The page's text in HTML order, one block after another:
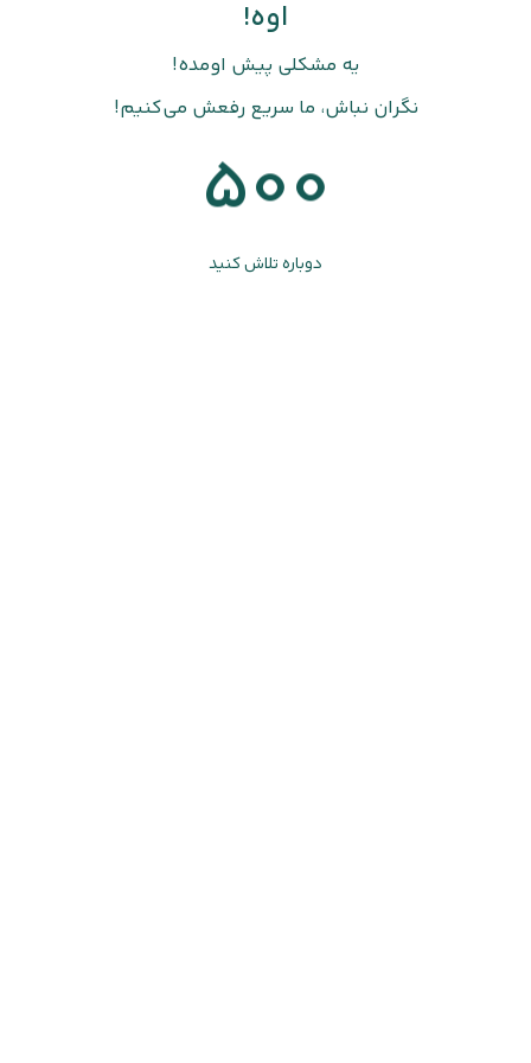
اوه!
یه مشکلی پیش اومده!
نگران نباش، ما سریع رفعش می‌کنیم!
500
دوباره تلاش کنید